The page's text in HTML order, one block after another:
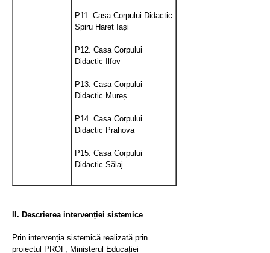
P11. Casa Corpului Didactic
Spiru Haret Iași
P12. Casa Corpului
Didactic Ilfov
P13. Casa Corpului
Didactic Mureș
P14. Casa Corpului
Didactic Prahova
P15. Casa Corpului
Didactic Sălaj
II. Descrierea intervenției sistemice
Prin intervenția sistemică realizată prin
proiectul PROF, Ministerul Educației